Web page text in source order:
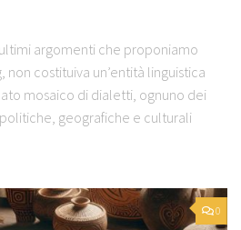
argomenti che proponiamo
costituiva un’entità linguistica
mosaico di dialetti, ognuno dei
geografiche e culturali
0